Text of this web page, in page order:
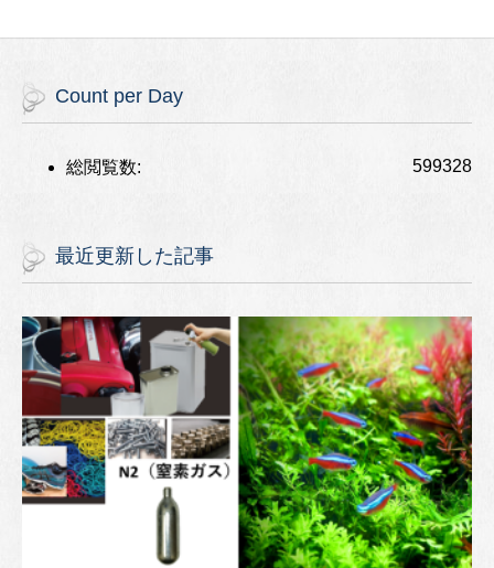
Count per Day
599328
総閲覧数:
最近更新した記事